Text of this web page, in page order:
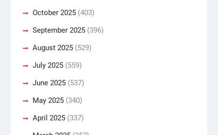
October 2025(403)
September 2025(396)
August 2025(529)
July 2025(559)
June 2025(537)
May 2025(340)
April 2025(337)